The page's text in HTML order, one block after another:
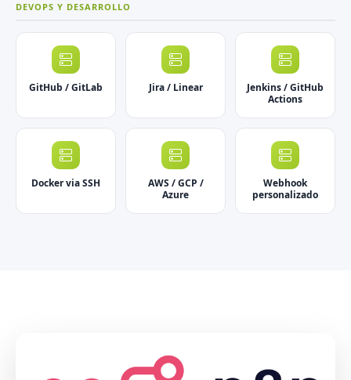
DEVOPS Y DESARROLLO
GitHub / GitLab Jira / Linear
Jenkins / GitHub
Actions
Docker via SSH
AWS / GCP /
Azure
Webhook
personalizado